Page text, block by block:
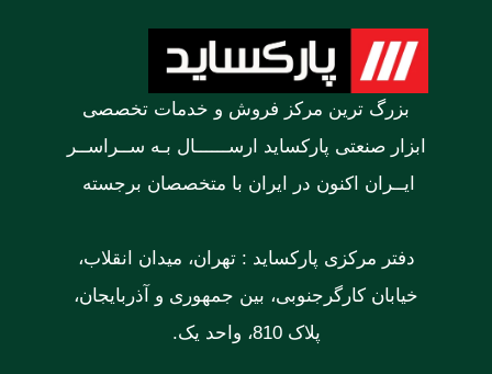
بزرگ ترین مرکز فروش و خدمات تخصصی
ابزار صنعتی پارکساید ارســــــال بـه ســراســر
ایــران اکنون در ایران با متخصصان برجسته
دفتر مرکزی پارکساید : تهران، میدان انقلاب،
خیابان کارگرجنوبی، بین جمهوری و آذربایجان،
پلاک 810، واحد یک.